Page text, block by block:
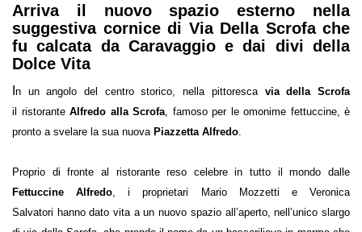
Arriva il nuovo spazio esterno nella
suggestiva cornice di Via Della Scrofa che
fu calcata da Caravaggio e dai divi della
Dolce Vita
n un angolo del centro storico, nella pittoresca via della Scrofa
il ristorante Alfredo alla Scrofa , famoso per le omonime fettuccine, è
pronto a svelare la sua nuova Piazzetta Alfredo
Proprio di fronte al ristorante reso celebre in tutto il mondo dalle
Fettuccine Alfredo , i proprietari Mario Mozzetti e Veronica
Salvatori hanno dato vita a un nuovo spazio all’aperto, nell’unico slargo